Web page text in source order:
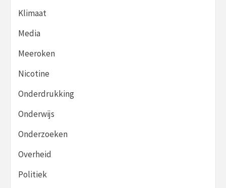
Klimaat
Media
Meeroken
Nicotine
Onderdrukking
Onderwijs
Onderzoeken
Overheid
Politiek